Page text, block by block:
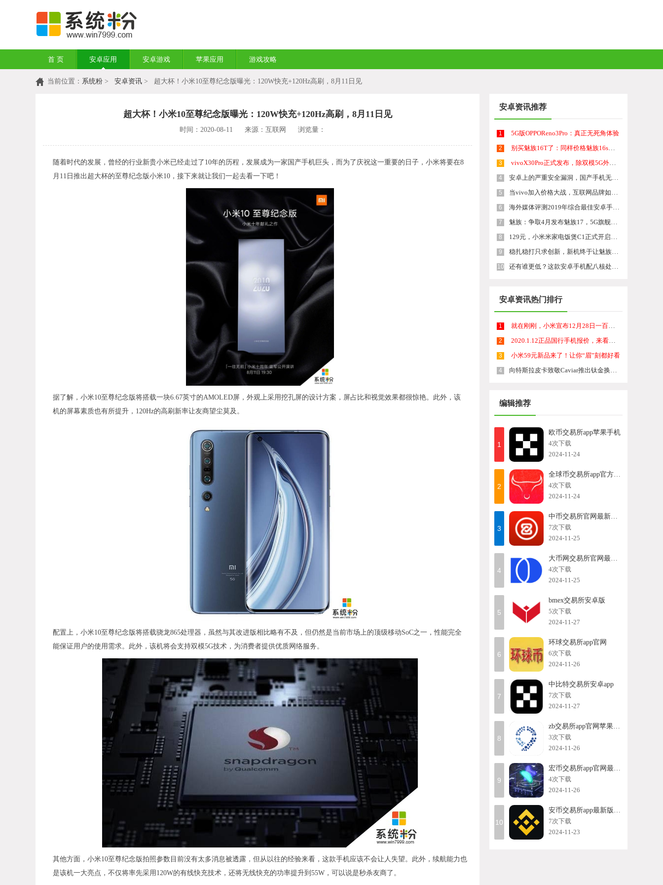
首 页 安卓应用 安卓游戏 苹果应用 游戏攻略
当前位置： 系统粉 > 安卓资讯 > 超大杯！小米10至尊纪念版曝光：120W快充+120Hz高刷，8月11日见
超大杯！小米10至尊纪念版曝光：120W快充+120Hz高刷，8月11日见
时间：2020-08-11 来源：互联网 浏览量：
随着时代的发展，曾经的行业新贵小米已经走过了10年的历程，发展成为一家国产手机巨头，而为了庆祝这一重要的日子，小米将要在8
月11日推出超大杯的至尊纪念版小米10，接下来就让我们一起去看一下吧！
据了解，小米10至尊纪念版将搭载一块6.67英寸的AMOLED屏，外观上采用挖孔屏的设计方案，屏占比和视觉效果都很惊艳。此外，该
机的屏幕素质也有所提升，120Hz的高刷新率让友商望尘莫及。
配置上，小米10至尊纪念版将搭载骁龙865处理器，虽然与其改进版相比略有不及，但仍然是当前市场上的顶级移动SoC之一，性能完全
能保证用户的使用需求。此外，该机将会支持双模5G技术，为消费者提供优质网络服务。
其他方面，小米10至尊纪念版拍照参数目前没有太多消息被透露，但从以往的经验来看，这款手机应该不会让人失望。此外，续航能力也
是该机一大亮点，不仅将率先采用120W的有线快充技术，还将无线快充的功率提升到55W，可以说是秒杀友商了。
安卓资讯推荐
1 5G版OPPOReno3Pro：真正无死角体验
2 别买魅族16T了：同样价格魅族16s除了没三摄，其他卖点更好
3 vivoX30Pro正式发布，除双模5G外拍照仍是重头戏
4 安卓上的严重安全漏洞，国产手机无一幸免，或许你此时就被监听中
5 当vivo加入价格大战，互联网品牌如何应对？iQOONeo855版体验
6 海外媒体评测2019年综合最佳安卓手机前三名，华为居然无一上榜
7 魅族：争取4月发布魅族17，5G旗舰手机
8 129元，小米米家电饭煲C1正式开启众筹：24种烹饪模式
9 稳扎稳打只求创新，新机终于让魅族迎来转机，价格是否满意
10 还有谁更低？这款安卓手机配八核处理器，价格降至699元
安卓资讯热门排行
1 就在刚刚，小米宣布12月28日一百家门店同时开张
2 2020.1.12正品国行手机报价，来看看你的手机买贵多少
3 小米59元新品来了！让你“眉”刻都好看
4 向特斯拉皮卡致敬Caviar推出钛金换壳版iPhone11Pro
编辑推荐
1
欧币交易所app苹果手机
4次下载
2024-11-24
2
全球币交易所app官方版苹果手机
4次下载
2024-11-24
3
中币交易所官网最新版本
7次下载
2024-11-25
4
大币网交易所官网最新版安卓版
4次下载
2024-11-25
5
bmex交易所安卓版
5次下载
2024-11-27
6
环球交易所app官网
6次下载
2024-11-26
7
中比特交易所安卓app
7次下载
2024-11-27
8
zb交易所app官网苹果版本
3次下载
2024-11-26
9
宏币交易所app官网最新版本
4次下载
2024-11-26
10
安币交易所app最新版官方
7次下载
2024-11-23